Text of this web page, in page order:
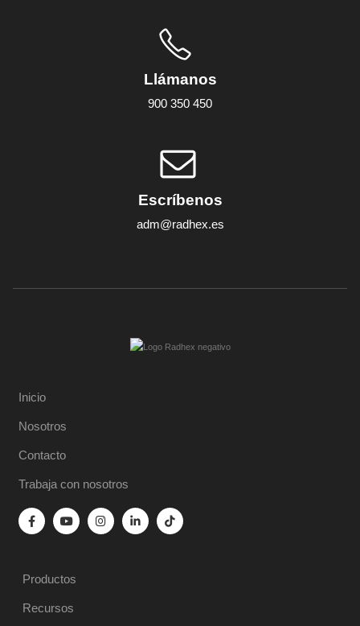
Llámanos
900 350 450
Escríbenos
adm@radhex.es
Inicio
Nosotros
Contacto
Trabaja con nosotros
Productos
Recursos